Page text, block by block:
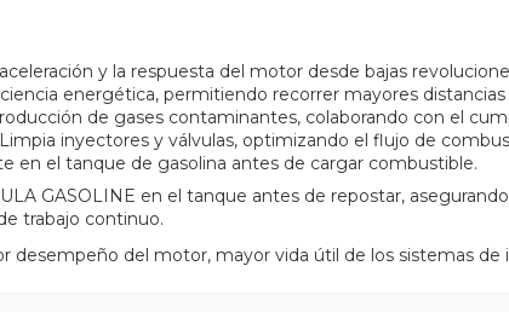
y la respuesta del motor desde bajas
energética, permitiendo recorrer mayores
de gases contaminantes, colaborando con el
Limpia inyectores y válvulas, optimizando el flujo de
en el tanque de gasolina antes de cargar combustible.
GASOLINE en el tanque antes de repostar,
trabajo continuo.
desempeño del motor, mayor vida útil de los sistemas